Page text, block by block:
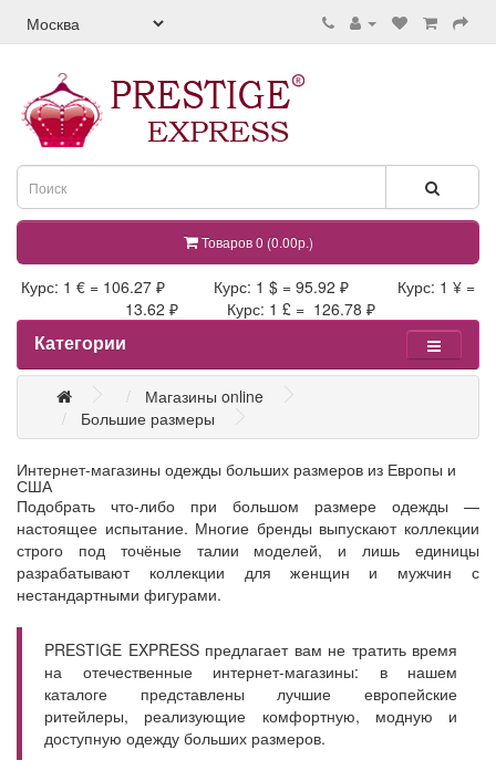
Товаров 0 (0.00р.)
Курс: 1 € = 106.27 ₽ Курс: 1 $ = 95.92 ₽ Курс: 1 ¥ =
13.62 ₽ Курс: 1 £ = 126.78 ₽
Категории
Магазины online
Большие размеры
Интернет-магазины одежды больших размеров из Европы и
США
Подобрать что-либо при большом размере одежды —
настоящее испытание. Многие бренды выпускают коллекции
строго под точёные талии моделей, и лишь единицы
разрабатывают коллекции для женщин и мужчин с
нестандартными фигурами.
PRESTIGE EXPRESS предлагает вам не тратить время
на отечественные интернет-магазины: в нашем
каталоге представлены лучшие европейские
ритейлеры, реализующие комфортную, модную и
доступную одежду больших размеров.